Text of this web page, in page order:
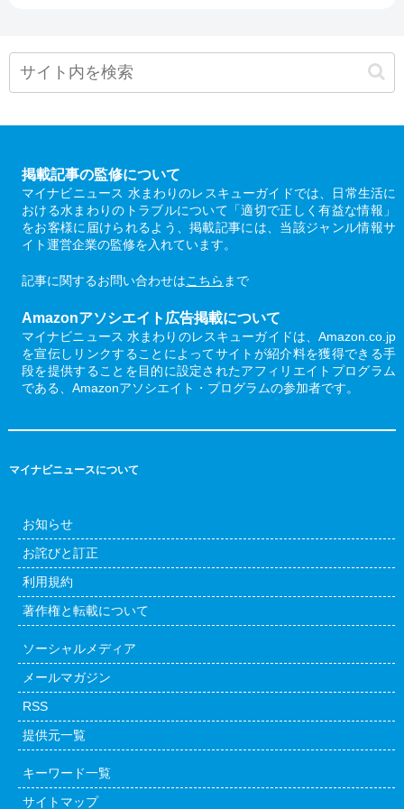
掲載記事の監修について
マイナビニュース 水まわりのレスキューガイドでは、日常生活に
おける水まわりのトラブルについて「適切で正しく有益な情報」
をお客様に届けられるよう、掲載記事には、当該ジャンル情報サ
イト運営企業の監修を入れています。
記事に関するお問い合わせはこちら まで
Amazonアソシエイト広告掲載について
マイナビニュース 水まわりのレスキューガイドは、Amazon.co.jp
を宣伝しリンクすることによってサイトが紹介料を獲得できる手
段を提供することを目的に設定されたアフィリエイトプログラム
である、Amazonアソシエイト・プログラムの参加者です。
マイナビニュースについて
お知らせ
お詫びと訂正
利用規約
著作権と転載について
ソーシャルメディア
メールマガジン
RSS
提供元一覧
キーワード一覧
サイトマップ